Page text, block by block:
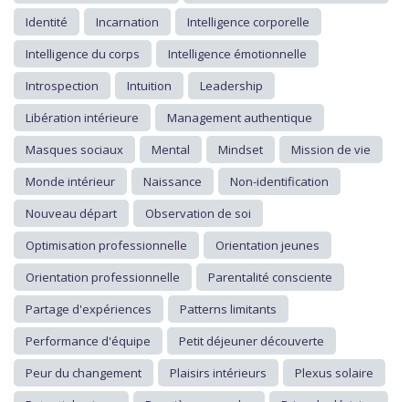
Identité
Incarnation
Intelligence corporelle
Intelligence du corps
Intelligence émotionnelle
Introspection
Intuition
Leadership
Libération intérieure
Management authentique
Masques sociaux
Mental Mindset
Mission de vie
Monde intérieur
Naissance
Non-identification
Nouveau départ
Observation de soi
Optimisation professionnelle
Orientation jeunes
Orientation professionnelle
Parentalité consciente
Partage d'expériences
Patterns limitants
Performance d'équipe
Petit déjeuner découverte
Peur du changement
Plaisirs intérieurs
Plexus solaire